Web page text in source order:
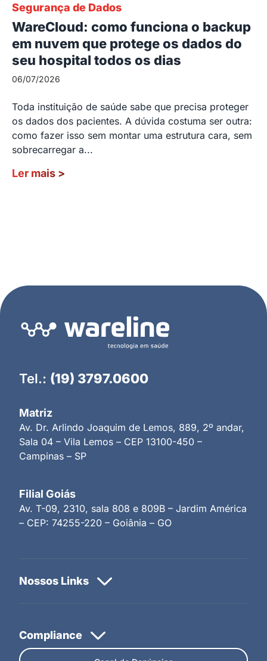
Segurança de Dados
WareCloud: como funciona o backup
em nuvem que protege os dados do
seu hospital todos os dias
06/07/2026
Toda instituição de saúde sabe que precisa proteger
os dados dos pacientes. A dúvida costuma ser outra:
como fazer isso sem montar uma estrutura cara, sem
sobrecarregar a...
Ler mais >
Tel.: (19) 3797.0600
Matriz
Av. Dr. Arlindo Joaquim de Lemos, 889, 2º andar,
Sala 04 – Vila Lemos – CEP 13100-450 –
Campinas – SP
Filial Goiás
Av. T-09, 2310, sala 808 e 809B – Jardim América
– CEP: 74255-220 – Goiânia – GO